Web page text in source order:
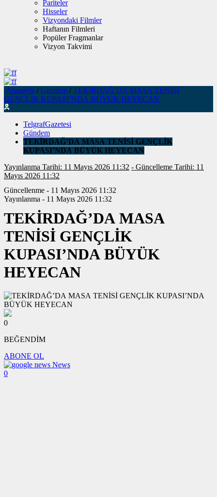
Pariteler
Hisseler
Vizyondaki Filmler
Haftanın Filmleri
Popüler Fragmanlar
Vizyon Takvimi
Anasayfa / Gündem / TEKİRDAĞ’DA MASA TENİSİ
GENÇLİK KUPASI’NDA BÜYÜK HEYECAN
TelgrafGazetesi
Gündem
TEKİRDAĞ’DA MASA TENİSİ GENÇLİK
KUPASI’NDA BÜYÜK HEYECAN
Yayınlanma Tarihi: 11 Mayıs 2026 11:32 - Güncelleme Tarihi: 11
Mayıs 2026 11:32
Güncellenme - 11 Mayıs 2026 11:32
Yayınlanma - 11 Mayıs 2026 11:32
TEKİRDAĞ’DA MASA
TENİSİ GENÇLİK
KUPASI’NDA BÜYÜK
HEYECAN
0
BEĞENDİM
ABONE OL
News
0